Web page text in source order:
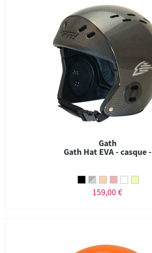
Gath
Gath Hat EVA - casque -
159,00 €